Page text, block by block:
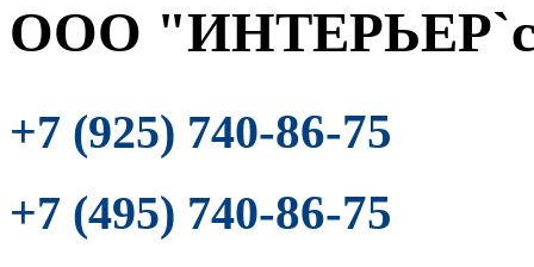
ООО
+7 (925) 740-86-75
+7 (495) 740-86-75